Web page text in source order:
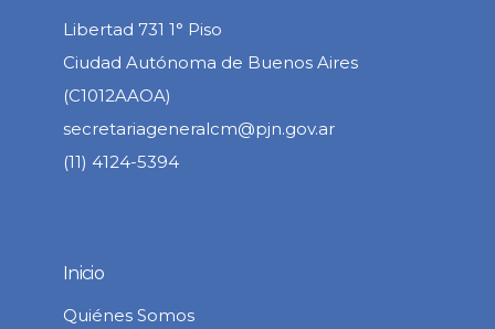
Libertad 731 1° Piso
Ciudad Autónoma de Buenos Aires
(C1012AAOA)
secretariageneralcm@pjn.gov.ar
(11) 4124-5394
Inicio
Quiénes Somos